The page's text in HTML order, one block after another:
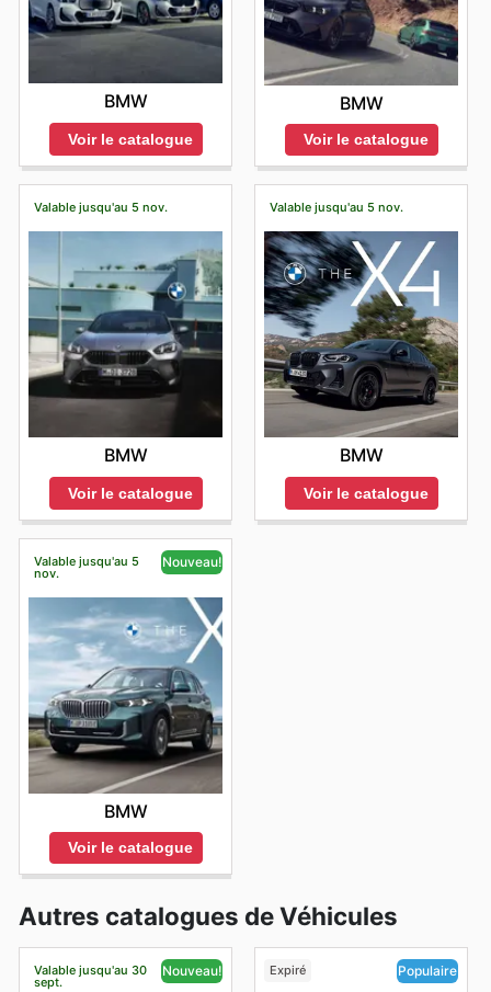
BMW
Voir le catalogue
BMW
Voir le catalogue
Valable jusqu'au 5 nov.
BMW
Voir le catalogue
Valable jusqu'au 5 nov.
BMW
Voir le catalogue
Valable jusqu'au 5
nov.
Nouveau!
BMW
Voir le catalogue
Autres catalogues de Véhicules
Valable jusqu'au 30
sept.
Nouveau! Expiré Populaire